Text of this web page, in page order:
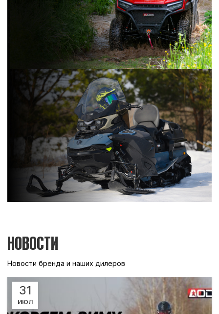
Все квадроциклы
МОТОВЕЗДЕХОДЫ
Desertcross
Workcross
Все мотовездеходы
Все снегоходы
НОВОСТИ
Новости бренда и наших дилеров
31
ИЮЛ